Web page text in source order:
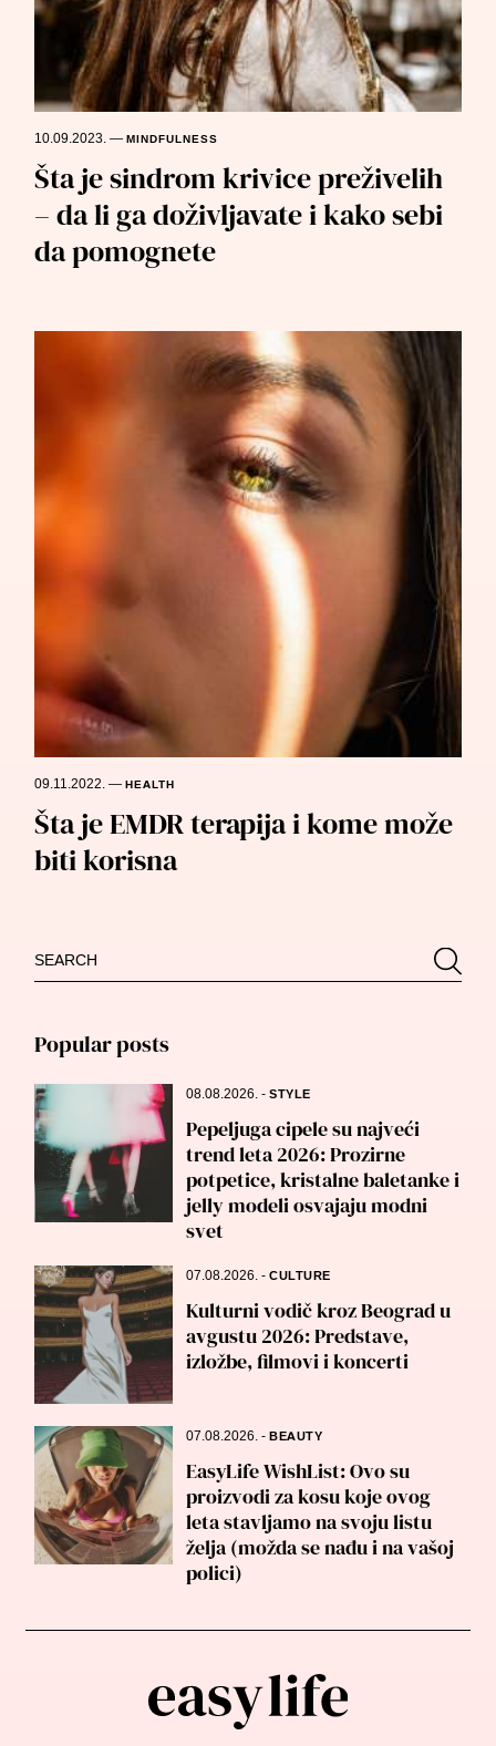
10.09.2023.—MINDFULNESS
Šta je sindrom krivice preživelih
– da li ga doživljavate i kako sebi
da pomognete
09.11.2022.—HEALTH
Šta je EMDR terapija i kome može
biti korisna
Search
for:
Popular posts
08.08.2026.-STYLE
Pepeljuga cipele su najveći
trend leta 2026: Prozirne
potpetice, kristalne baletanke i
jelly modeli osvajaju modni
svet
07.08.2026.-CULTURE
Kulturni vodič kroz Beograd u
avgustu 2026: Predstave,
izložbe, filmovi i koncerti
07.08.2026.-BEAUTY
EasyLife WishList: Ovo su
proizvodi za kosu koje ovog
leta stavljamo na svoju listu
želja (možda se nađu i na vašoj
polici)